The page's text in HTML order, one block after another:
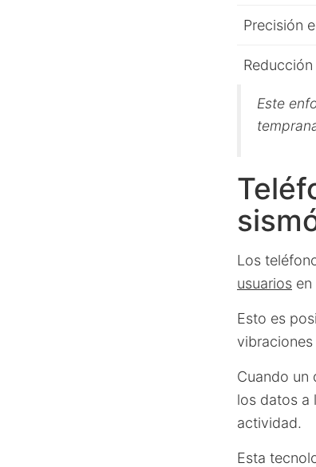
Precisión
Este
Los
usuarios
Esto es
vibraciones
Cuando un
los datos a
actividad.
Esta